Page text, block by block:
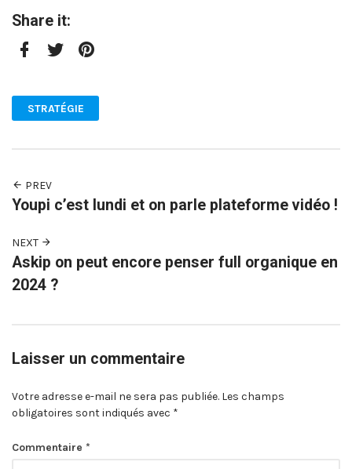
Share it:
STRATÉGIE
PREV
Youpi c’est lundi et on parle plateforme vidéo !
NEXT
Askip on peut encore penser full organique en
2024 ?
Laisser un commentaire
Votre adresse e-mail ne sera pas publiée. Les champs
obligatoires sont indiqués avec *
Commentaire *